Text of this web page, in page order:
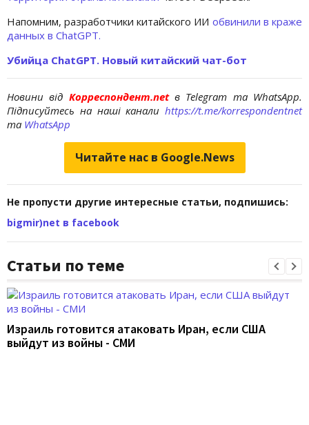
Напомним, разработчики китайского ИИ обвинили в краже
данных в ChatGPT.
Убийца ChatGPT. Новый китайский чат-бот
Новини від Корреспондент.netв Telegram та WhatsApp.
Підписуйтесь на наші канали https://t.me/korrespondentnet
та WhatsApp
Читайте нас в Google.News
Не пропусти другие интересные статьи, подпишись:
bigmir)net в facebook
Статьи по теме
Израиль готовится атаковать Иран, если США
выйдут из войны - СМИ